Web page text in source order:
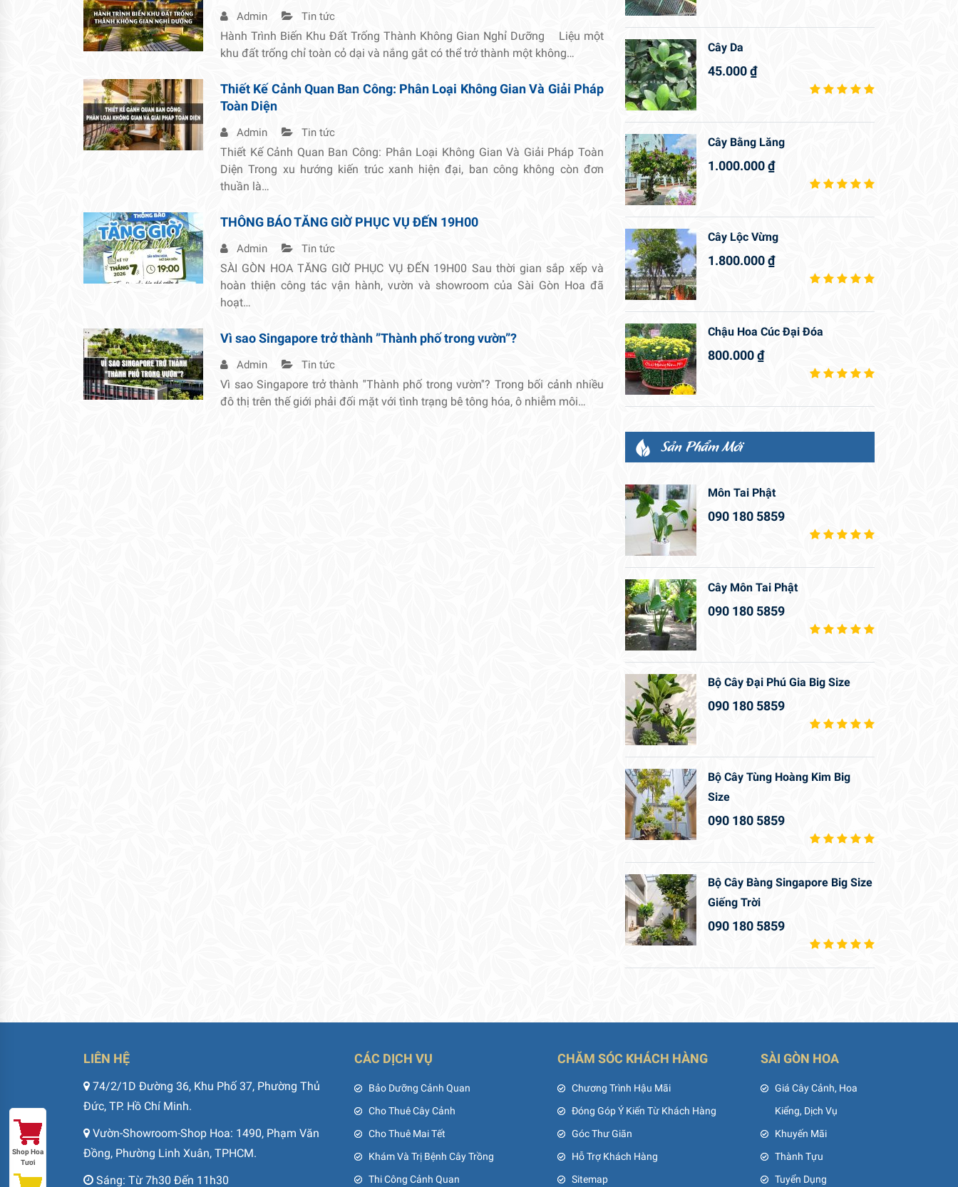
Admin Tin tức
Hành Trình Biến Khu Đất Trống Thành Không Gian Nghỉ Dưỡng Liệu một
khu đất trống chỉ toàn cỏ dại và nắng gắt có thể trở thành một không…
Thiết Kế Cảnh Quan Ban Công: Phân Loại Không Gian Và Giải Pháp
Toàn Diện
Admin Tin tức
Thiết Kế Cảnh Quan Ban Công: Phân Loại Không Gian Và Giải Pháp Toàn
Diện Trong xu hướng kiến trúc xanh hiện đại, ban công không còn đơn
thuần là…
THÔNG BÁO TĂNG GIỜ PHỤC VỤ ĐẾN 19H00
Admin Tin tức
SÀI GÒN HOA TĂNG GIỜ PHỤC VỤ ĐẾN 19H00 Sau thời gian sắp xếp và
hoàn thiện công tác vận hành, vườn và showroom của Sài Gòn Hoa đã
hoạt…
Vì sao Singapore trở thành ”Thành phố trong vườn”?
Admin Tin tức
Vì sao Singapore trở thành ''Thành phố trong vườn''? Trong bối cảnh nhiều
đô thị trên thế giới phải đối mặt với tình trạng bê tông hóa, ô nhiễm môi…
Cây Da
45.000₫
Cây Bằng Lăng
1.000.000₫
Cây Lộc Vừng
1.800.000₫
Chậu Hoa Cúc Đại Đóa
800.000₫
Sản Phẩm Mới
Môn Tai Phật
090 180 5859
Cây Môn Tai Phật
090 180 5859
Bộ Cây Đại Phú Gia Big Size
090 180 5859
Bộ Cây Tùng Hoàng Kim Big
Size
090 180 5859
Bộ Cây Bàng Singapore Big Size
Giếng Trời
090 180 5859
LIÊN HỆ
74/2/1D Đường 36, Khu Phố 37, Phường Thủ
Đức, TP. Hồ Chí Minh.
Vườn-Showroom-Shop Hoa: 1490, Phạm Văn
Đồng, Phường Linh Xuân, TPHCM.
Sáng: Từ 7h30 Đến 11h30
CÁC DỊCH VỤ
Bảo Dưỡng Cảnh Quan
Cho Thuê Cây Cảnh
Cho Thuê Mai Tết
Khám Và Trị Bệnh Cây Trồng
Thi Công Cảnh Quan
CHĂM SÓC KHÁCH HÀNG
Chương Trình Hậu Mãi
Đóng Góp Ý Kiến Từ Khách Hàng
Góc Thư Giãn
Hỗ Trợ Khách Hàng
Sitemap
SÀI GÒN HOA
Giá Cây Cảnh, Hoa
Kiểng, Dịch Vụ
Khuyến Mãi
Thành Tựu
Tuyển Dụng
Shop Hoa
Tươi